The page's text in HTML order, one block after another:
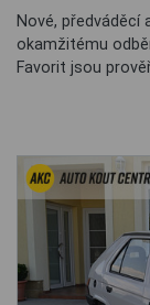
Nové, předváděcí
okamžitému
Favorit jsou